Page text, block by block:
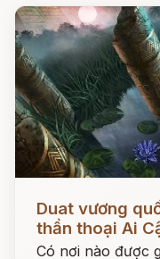
Duat vương
thần thoại Ai
Có nơi nào được